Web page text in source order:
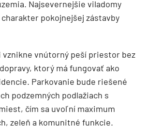
Najsevernejšie viladomy
pokojnejšej zástavby
vznikne vnútorný peší priestor bez
ktorý má fungovať ako
Parkovanie bude riešené
podzemných podlažiach s
čím sa uvoľní maximum
zeleň a komunitné funkcie.